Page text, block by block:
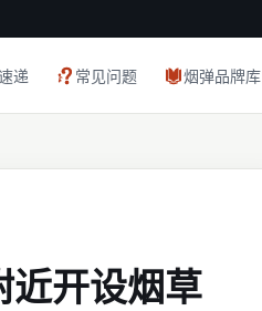
递 常见问题 烟弹品牌库
近开设烟草